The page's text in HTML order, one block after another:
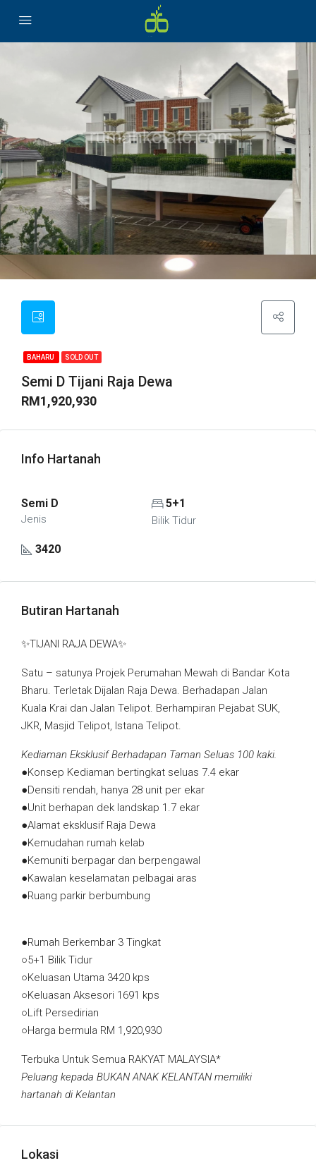
BAHARU SOLD OUT
Semi D Tijani Raja Dewa
RM1,920,930
Info Hartanah
Semi D
Jenis
5+1
Bilik Tidur
3420
Butiran Hartanah
✨TIJANI RAJA DEWA✨
Satu – satunya Projek Perumahan Mewah di Bandar Kota
Bharu. Terletak Dijalan Raja Dewa. Berhadapan Jalan
Kuala Krai dan Jalan Telipot. Berhampiran Pejabat SUK,
JKR, Masjid Telipot, Istana Telipot.
Kediaman Eksklusif Berhadapan Taman Seluas 100 kaki.
●Konsep Kediaman bertingkat seluas 7.4 ekar
●Densiti rendah, hanya 28 unit per ekar
●Unit berhapan dek landskap 1.7 ekar
●Alamat eksklusif Raja Dewa
●Kemudahan rumah kelab
●Kemuniti berpagar dan berpengawal
●Kawalan keselamatan pelbagai aras
●Ruang parkir berbumbung
●Rumah Berkembar 3 Tingkat
○5+1 Bilik Tidur
○Keluasan Utama 3420 kps
○Keluasan Aksesori 1691 kps
○Lift Persedirian
○Harga bermula RM 1,920,930
Terbuka Untuk Semua RAKYAT MALAYSIA*
Peluang kepada BUKAN ANAK KELANTAN memiliki
hartanah di Kelantan
Lokasi